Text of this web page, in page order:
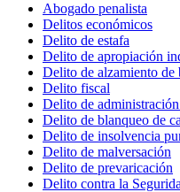
Abogado penalista
Delitos económicos
Delito de estafa
Delito de apropiación
Delito de alzamiento de
Delito fiscal
Delito de administración
Delito de blanqueo de
Delito de insolvencia
Delito de malversación
Delito de prevaricación
Delito contra la